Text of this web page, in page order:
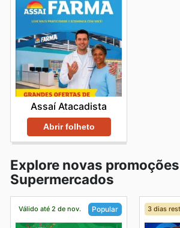
Assaí Atacadista
Abrir folheto
Explore novas
Supermercados
Válido até 2 de nov. Popular 3 dias